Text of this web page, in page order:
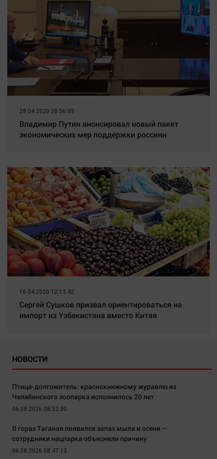
28.04.2020 20:56:33
Владимир Путин анонсировал новый пакет
экономических мер поддержки россиян
16.04.2020 12:13:42
Сергей Сушков призвал ориентироваться на
импорт из Узбекистана вместо Китая
НОВОСТИ
Птица-долгожитель: краснокнижному журавлю из
Челябинского зоопарка исполнилось 20 лет
06.08.2026 08:52:30
В горах Таганая появился запах мыла и осени —
сотрудники нацпарка объяснили причину
06.08.2026 08:47:13